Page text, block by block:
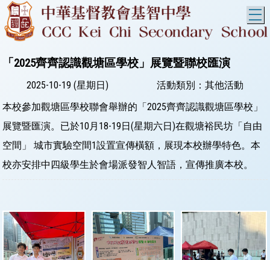
「2025齊齊認識觀塘區學校」展覽暨聯校匯演
2025-10-19 (星期日)
活動類別：其他活動
本校參加觀塘區學校聯會舉辦的「2025齊齊認識觀塘區學校」
展覽暨匯演。已於10月18-19日(星期六日)在觀塘裕民坊「自由
空間」 城市實驗空間1設置宣傳橫額，展現本校辦學特色。本
校亦安排中四級學生於會場派發智人智語，宣傳推廣本校。